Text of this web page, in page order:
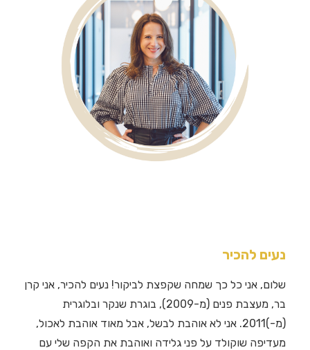
נעים להכיר
שלום, אני כל כך שמחה שקפצת לביקור! נעים להכיר, אני קרן
בר, מעצבת פנים (מ-2009), בוגרת שנקר ובלוגרית
(מ-)2011. אני לא אוהבת לבשל, אבל מאוד אוהבת לאכול,
מעדיפה שוקולד על פני גלידה ואוהבת את הקפה שלי עם